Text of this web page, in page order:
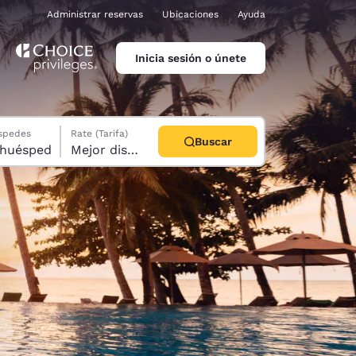
Administrar reservas Ubicaciones Ayuda
Inicia sesión o únete
1 huésped
Rate (Tarifa)
Mejor disponible
Buscar